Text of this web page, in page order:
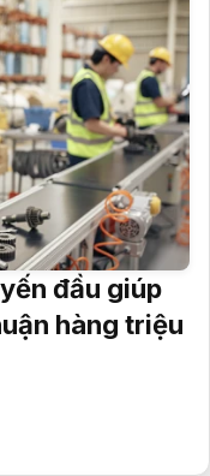
đầu giúp
hàng triệu